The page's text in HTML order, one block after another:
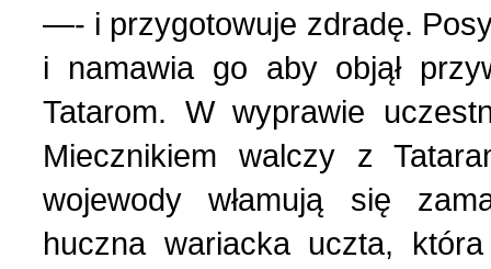
—- i przygotowuje zdradę.
i namawia go aby objął
Tatarom. W wyprawie
Miecznikiem walczy z
wojewody włamują się
huczna wariacka uczta,